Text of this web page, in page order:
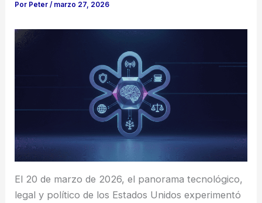
Por Peter/ marzo 27, 2026
El 20 de marzo de 2026, el panorama tecnológico,
legal y político de los Estados Unidos experimentó